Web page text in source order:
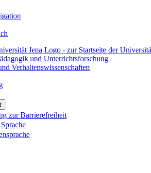
Jena Logo - zur Startseite der
und Unterrichtsforschung
Verhaltenswissenschaften
zur Barrierefreiheit